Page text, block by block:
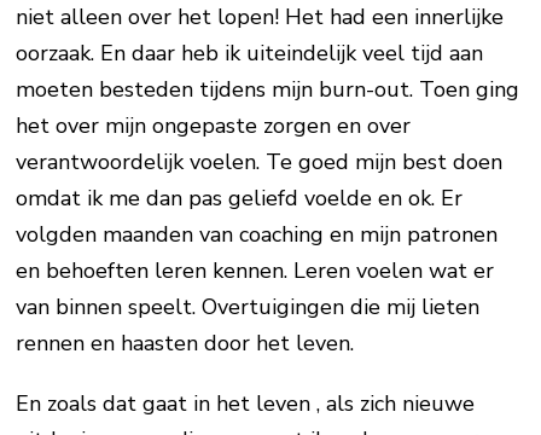
niet alleen over het lopen! Het had een innerlijke
oorzaak. En daar heb ik uiteindelijk veel tijd aan
moeten besteden tijdens mijn burn-out. Toen ging
het over mijn ongepaste zorgen en over
verantwoordelijk voelen. Te goed mijn best doen
omdat ik me dan pas geliefd voelde en ok. Er
volgden maanden van coaching en mijn patronen
en behoeften leren kennen. Leren voelen wat er
van binnen speelt. Overtuigingen die mij lieten
rennen en haasten door het leven.
En zoals dat gaat in het leven , als zich nieuwe